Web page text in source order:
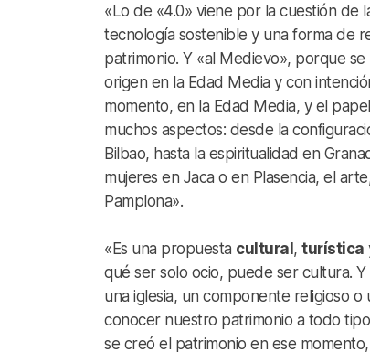
«Lo de «4.0» viene por la cuestión de
tecnología sostenible y una forma de
patrimonio. Y «al Medievo», porque se
origen en la Edad Media y con
momento, en la Edad Media, y el
muchos aspectos: desde la
Bilbao, hasta la espiritualidad en
mujeres en Jaca o en Plasencia, el
Pamplona».
«Es una propuesta cultural, turística
qué ser solo ocio, puede ser cultura.
una iglesia, un componente religioso
conocer nuestro patrimonio a todo
se creó el patrimonio en ese